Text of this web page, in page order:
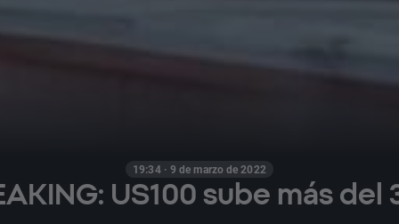
19:34 · 9 de marzo de 2022
US100 sube más del